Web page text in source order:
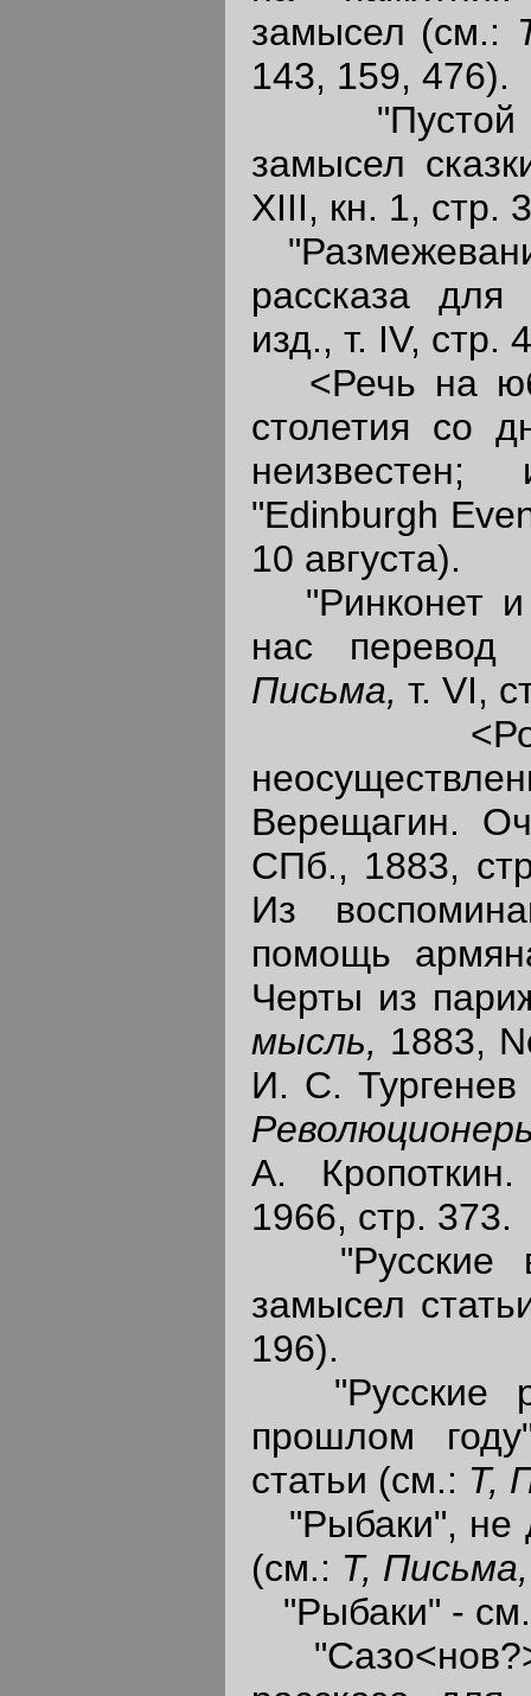
замысел (см.:
143, 159, 476).
"Пустой
замысел
XIII, кн. 1, стр.
рассказа для
изд., т. IV, стр.
<Речь на
столетия со
"Edinburgh
10 августа).
"Ринконет и
нас
Письма, т. VI,
<Роман
Верещагин.
СПб., 1883,
Из
помощь
Черты из
мысль, 1883,
И. С. Тургенев
А.
1966, стр. 373.
"Русские в
замысел
196).
"Русские
прошлом
статьи (см.: Т,
"Рыбаки", не
(см.: Т,
"Рыбаки" -